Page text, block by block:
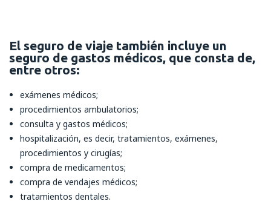
El seguro de viaje también incluye un
seguro de gastos médicos, que consta de,
entre otros:
exámenes médicos;
procedimientos ambulatorios;
consulta y gastos médicos;
hospitalización, es decir, tratamientos, exámenes,
procedimientos y cirugías;
compra de medicamentos;
compra de vendajes médicos;
tratamientos dentales.